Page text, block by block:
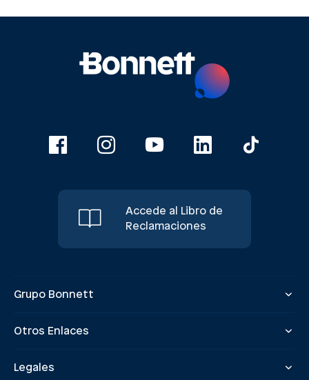
Accede al Libro de
Reclamaciones
Grupo Bonnett
Otros Enlaces
Legales